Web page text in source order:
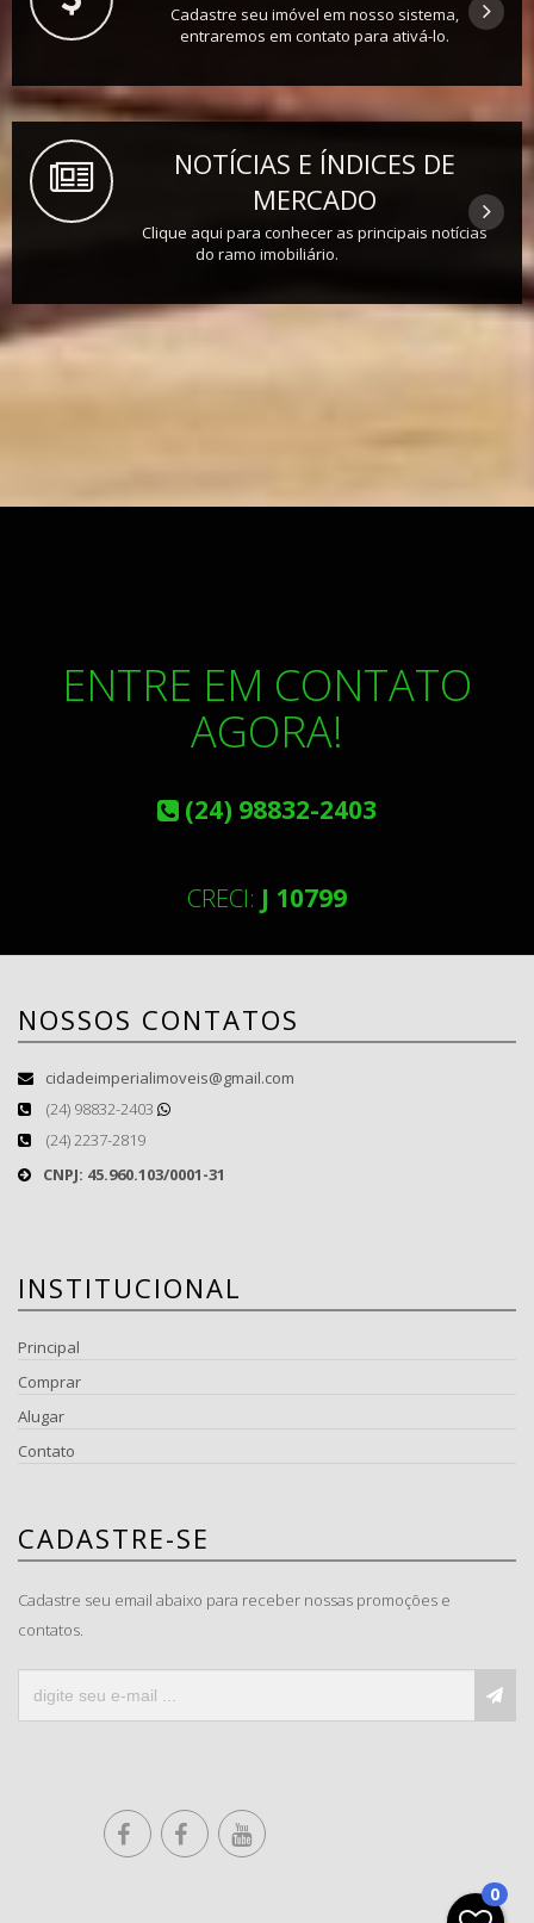
Cadastre seu imóvel em nosso sistema,
entraremos em contato para ativá-lo.
NOTÍCIAS E ÍNDICES DE
MERCADO
Clique aqui para conhecer as principais notícias
do ramo imobiliário.
ENTRE EM CONTATO
AGORA!
(24) 98832-2403
CRECI: J 10799
NOSSOS CONTATOS
cidadeimperialimoveis@gmail.com
(24) 98832-2403
(24) 2237-2819
CNPJ: 45.960.103/0001-31
INSTITUCIONAL
Principal
Comprar
Alugar
Contato
CADASTRE-SE
Cadastre seu email abaixo para receber nossas promoções e
contatos.
0